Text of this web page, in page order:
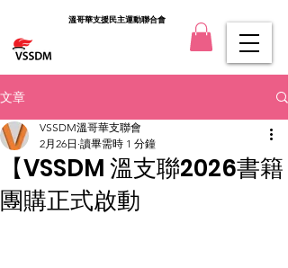
溫哥華支援民主運動聯合會
文章
【VSSDM 溫支聯2026書籍
團購正式啟動
VSSDM溫哥華支聯會
2月26日 讀畢需時 1 分鐘